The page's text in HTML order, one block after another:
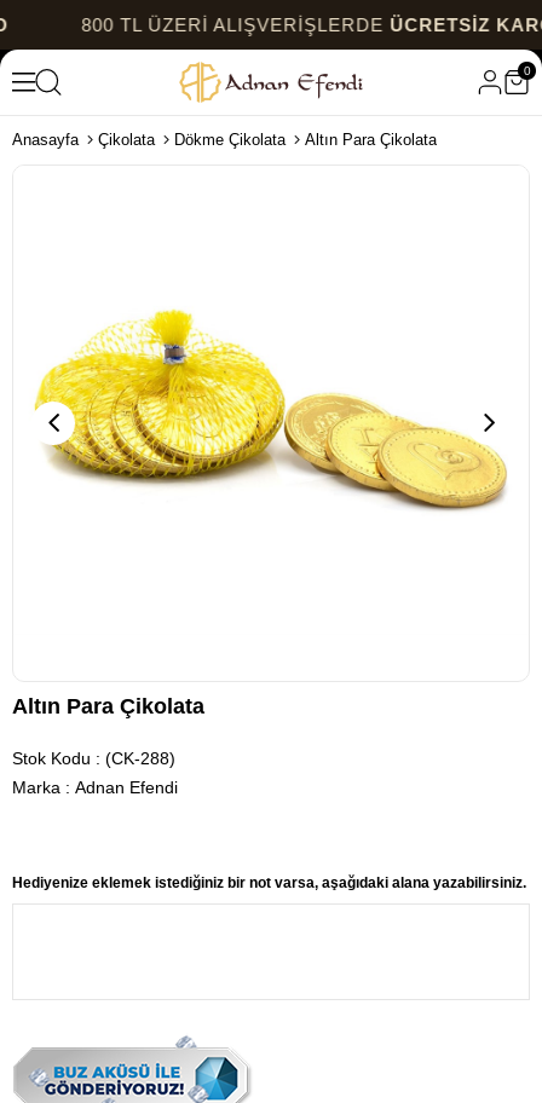
800 TL ÜZERİ ALIŞVERİŞLERDEÜCRETSİZ KARGO
0
Anasayfa Çikolata Dökme Çikolata Altın Para Çikolata
Altın Para Çikolata
Stok Kodu
(CK-288)
Marka : Adnan Efendi
Hediyenize eklemek istediğiniz bir not varsa, aşağıdaki alana yazabilirsiniz.